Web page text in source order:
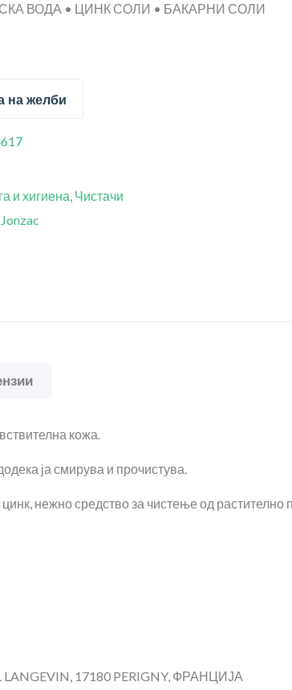
ВОДА • ЦИНК СОЛИ • БАКАРНИ СОЛИ
на желби
и хигиена, Чистачи
кожа.
ја смирува и прочистува.
нежно средство за чистење од растително
17180 PERIGNY, ФРАНЦИЈА